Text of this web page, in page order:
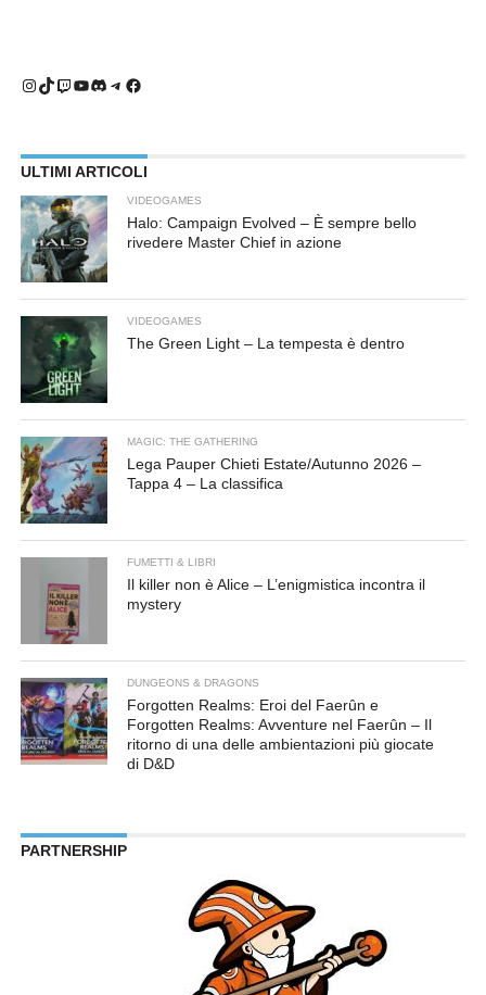
Instagram
TikTok
Twitch
YouTube
Discord
Telegram
Facebook
ULTIMI ARTICOLI
VIDEOGAMES
Halo: Campaign Evolved – È sempre bello
rivedere Master Chief in azione
VIDEOGAMES
The Green Light – La tempesta è dentro
MAGIC: THE GATHERING
Lega Pauper Chieti Estate/Autunno 2026 –
Tappa 4 – La classifica
FUMETTI & LIBRI
Il killer non è Alice – L’enigmistica incontra il
mystery
DUNGEONS & DRAGONS
Forgotten Realms: Eroi del Faerûn e
Forgotten Realms: Avventure nel Faerûn – Il
ritorno di una delle ambientazioni più giocate
di D&D
PARTNERSHIP